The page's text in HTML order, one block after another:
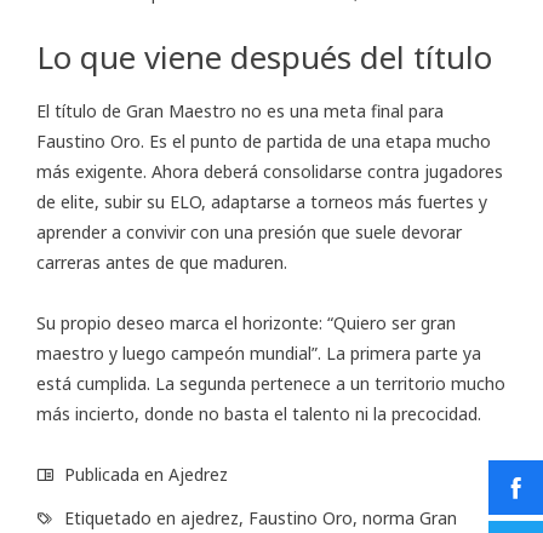
Lo que viene después del título
El título de Gran Maestro no es una meta final para
Faustino Oro. Es el punto de partida de una etapa mucho
más exigente. Ahora deberá consolidarse contra jugadores
de elite, subir su ELO, adaptarse a torneos más fuertes y
aprender a convivir con una presión que suele devorar
carreras antes de que maduren.
Su propio deseo marca el horizonte: “Quiero ser gran
maestro y luego campeón mundial”. La primera parte ya
está cumplida. La segunda pertenece a un territorio mucho
más incierto, donde no basta el talento ni la precocidad.
Publicada en Ajedrez
Etiquetado en ajedrez, Faustino Oro, norma Gran